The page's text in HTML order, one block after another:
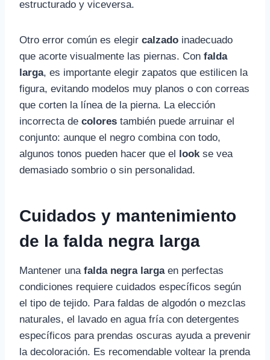
estructurado y viceversa.
Otro error común es elegir calzado inadecuado
que acorte visualmente las piernas. Con falda
larga, es importante elegir zapatos que estilicen la
figura, evitando modelos muy planos o con correas
que corten la línea de la pierna. La elección
incorrecta de colores también puede arruinar el
conjunto: aunque el negro combina con todo,
algunos tonos pueden hacer que el lookse vea
demasiado sombrio o sin personalidad.
Cuidados y mantenimiento
de la falda negra larga
Mantener una falda negra largaen perfectas
condiciones requiere cuidados específicos según
el tipo de tejido. Para faldas de algodón o mezclas
naturales, el lavado en agua fría con detergentes
específicos para prendas oscuras ayuda a prevenir
la decoloración. Es recomendable voltear la prenda